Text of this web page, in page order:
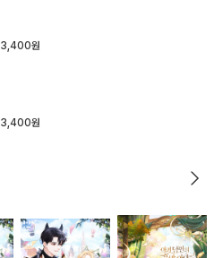
3,400원
3,400원